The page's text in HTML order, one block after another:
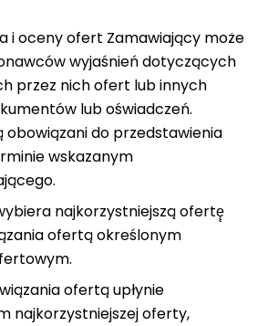
i oceny ofert Zamawiający może
wyjaśnień dotyczących
przez nich ofert lub innych
lub oświadczeń.
obowiązani do przedstawienia
wskazanym
najkorzystniejszą ofertę̨
ofertą określonym
ofertą upłynie
najkorzystniejszej oferty,